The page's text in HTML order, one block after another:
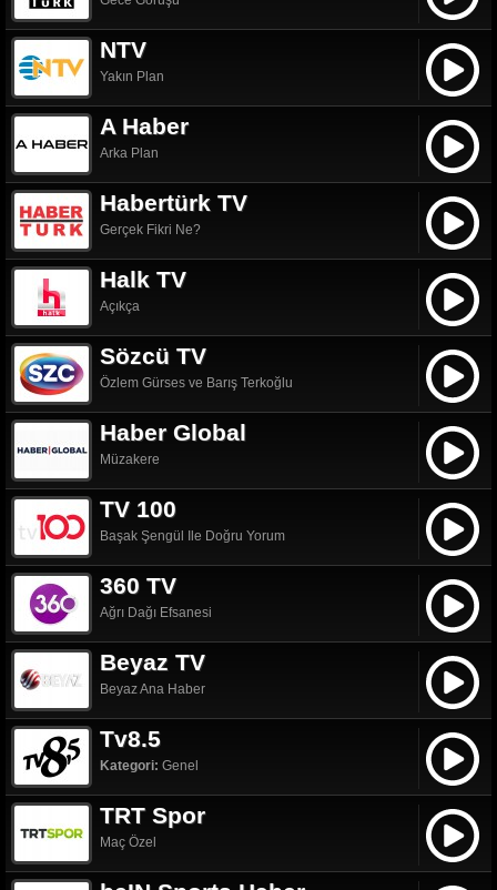
NTV
Yakın Plan
A Haber
Arka Plan
Habertürk TV
Gerçek Fikri Ne?
Halk TV
Açıkça
Sözcü TV
Özlem Gürses ve Barış Terkoğlu
Haber Global
Müzakere
TV 100
Başak Şengül Ile Doğru Yorum
360 TV
Ağrı Dağı Efsanesi
Beyaz TV
Beyaz Ana Haber
Tv8.5
Kategori: Genel
TRT Spor
Maç Özel